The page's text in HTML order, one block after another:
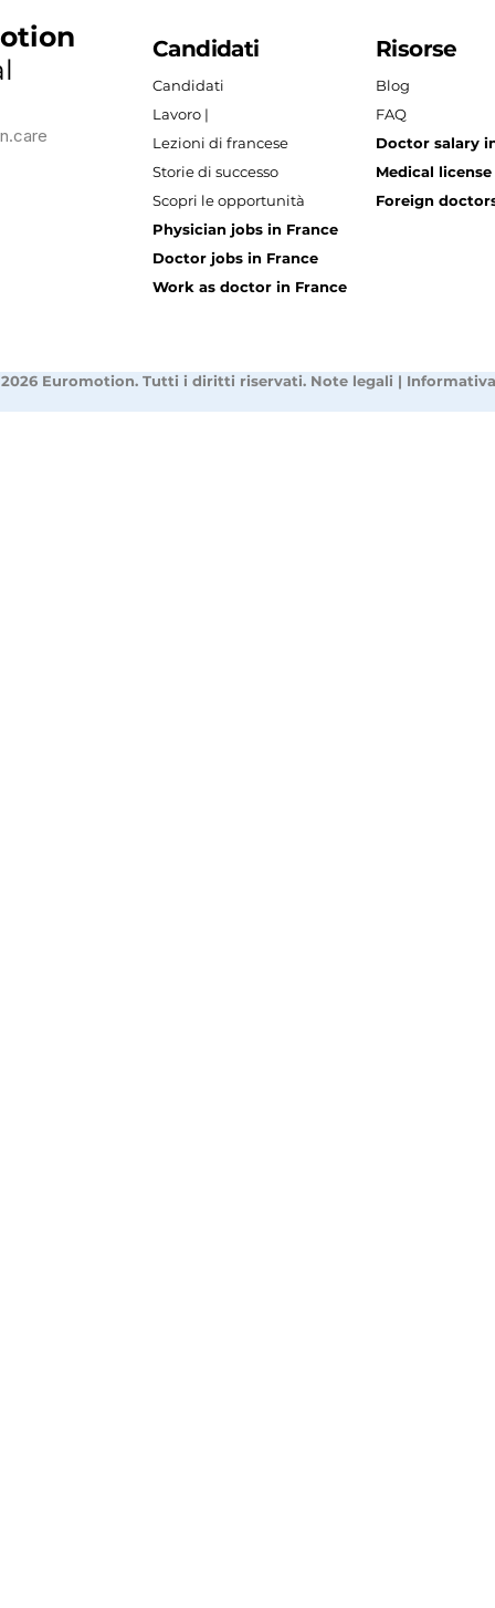
Candidati
Candidati
Lavoro |
Lezioni di francese
Storie di successo
Scopri le opportunità
Physician jobs in France
Doctor jobs in France
Work as doctor in France
Risorse
Blog
FAQ
Doctor salary
Medical
Foreign
Euromotion. Tutti i diritti riservati. Note legali |